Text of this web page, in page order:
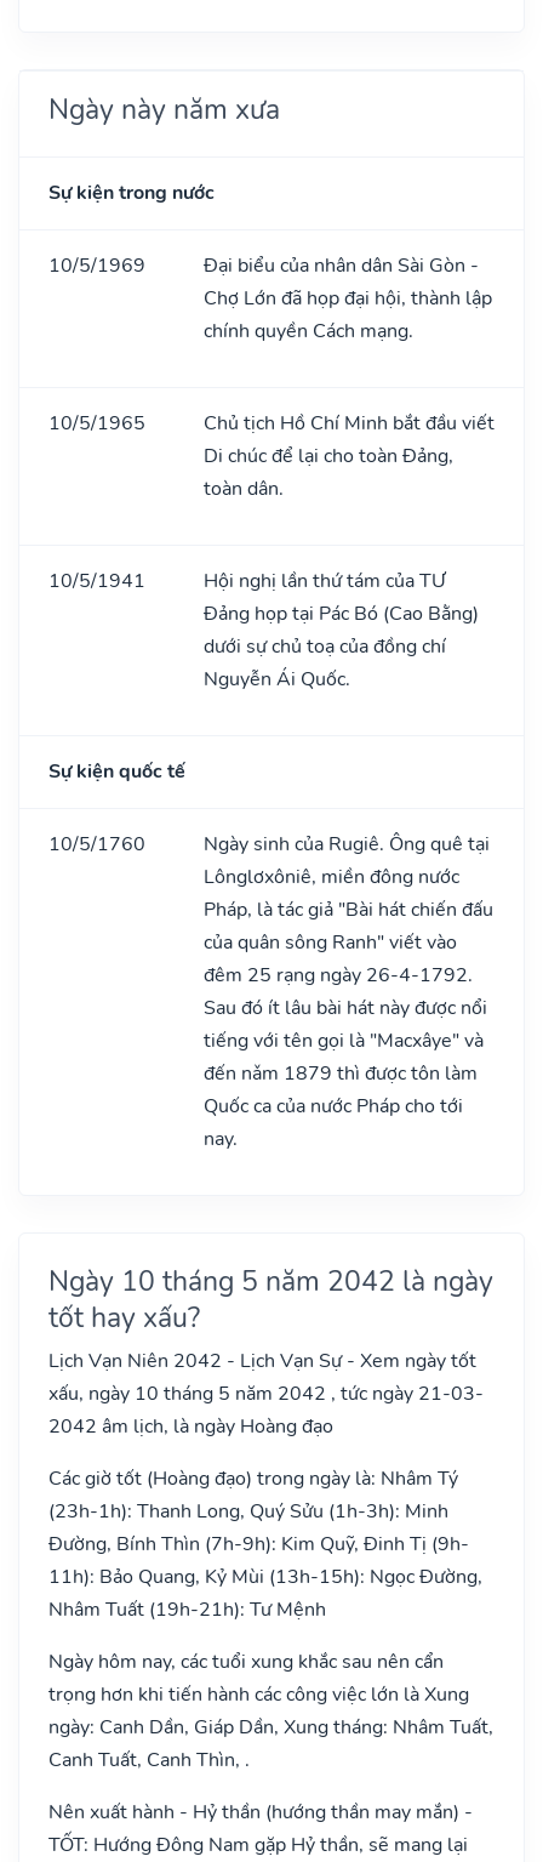
Ngày này năm xưa
Sự kiện trong nước
10/5/1969
Đại biểu của nhân dân Sài Gòn -
Chợ Lớn đã họp đại hội, thành lập
chính quyền Cách mạng.
10/5/1965
Chủ tịch Hồ Chí Minh bắt đầu viết
Di chúc để lại cho toàn Đảng,
toàn dân.
10/5/1941
Hội nghị lần thứ tám của TƯ
Đảng họp tại Pác Bó (Cao Bằng)
dưới sự chủ toạ của đồng chí
Nguyễn Ái Quốc.
Sự kiện quốc tế
10/5/1760
Ngày sinh của Rugiê. Ông quê tại
Lônglơxôniê, miền đông nước
Pháp, là tác giả "Bài hát chiến đấu
của quân sông Ranh" viết vào
đêm 25 rạng ngày 26-4-1792.
Sau đó ít lâu bài hát này được nổi
tiếng với tên gọi là "Macxâye" và
đến nǎm 1879 thì được tôn làm
Quốc ca của nước Pháp cho tới
nay.
Ngày 10 tháng 5 năm 2042 là ngày
tốt hay xấu?
Lịch Vạn Niên 2042 - Lịch Vạn Sự - Xem ngày tốt
xấu, ngày 10 tháng 5 năm 2042 , tức ngày 21-03-
2042 âm lịch, là ngày Hoàng đạo
Các giờ tốt (Hoàng đạo) trong ngày là: Nhâm Tý
(23h-1h): Thanh Long, Quý Sửu (1h-3h): Minh
Đường, Bính Thìn (7h-9h): Kim Quỹ, Đinh Tị (9h-
11h): Bảo Quang, Kỷ Mùi (13h-15h): Ngọc Đường,
Nhâm Tuất (19h-21h): Tư Mệnh
Ngày hôm nay, các tuổi xung khắc sau nên cẩn
trọng hơn khi tiến hành các công việc lớn là Xung
ngày: Canh Dần, Giáp Dần, Xung tháng: Nhâm Tuất,
Canh Tuất, Canh Thìn, .
Nên xuất hành - Hỷ thần (hướng thần may mắn) -
TỐT: Hướng Đông Nam gặp Hỷ thần, sẽ mang lại